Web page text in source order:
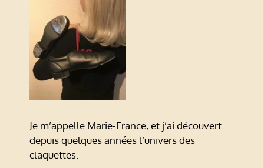
Je m’appelle Marie-France, et j’ai découvert
depuis quelques années l’univers des
claquettes.